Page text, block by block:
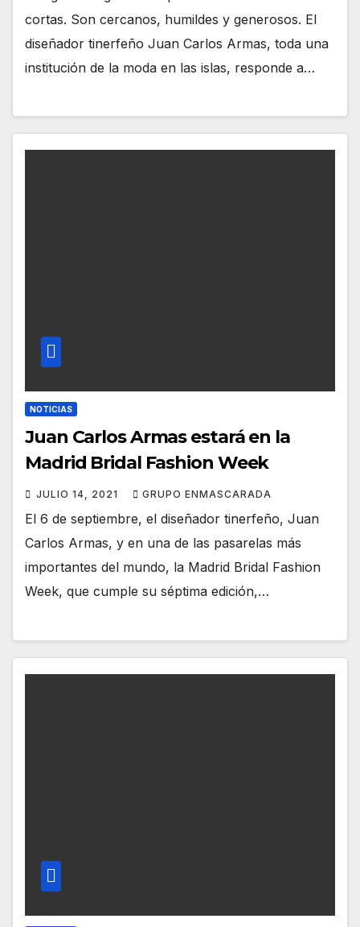
cortas. Son cercanos, humildes y generosos. El
diseñador tinerfeño Juan Carlos Armas, toda una
institución de la moda en las islas, responde a…
NOTICIAS
Juan Carlos Armas estará en la
Madrid Bridal Fashion Week
JULIO 14, 2021 GRUPO ENMASCARADA
El 6 de septiembre, el diseñador tinerfeño, Juan
Carlos Armas, y en una de las pasarelas más
importantes del mundo, la Madrid Bridal Fashion
Week, que cumple su séptima edición,…